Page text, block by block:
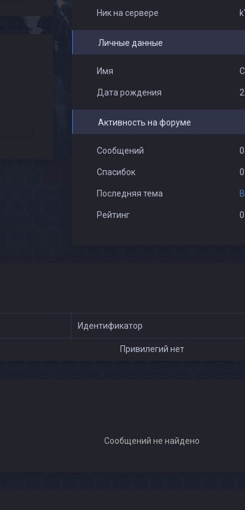
Ник на сервере
Личные данные
Имя
Дата рождения
Активность на форуме
Сообщений 0
Спасибок 0
Последняя тема
Рейтинг 0
Идентификатор
Привилегий нет
Сообщений не найдено